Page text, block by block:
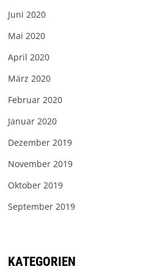
Juni 2020
Mai 2020
April 2020
März 2020
Februar 2020
Januar 2020
Dezember 2019
November 2019
Oktober 2019
September 2019
KATEGORIEN